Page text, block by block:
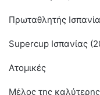
Πρωταθλητής
Supercup Ισπανίας
Ατομικές
Μέλος της